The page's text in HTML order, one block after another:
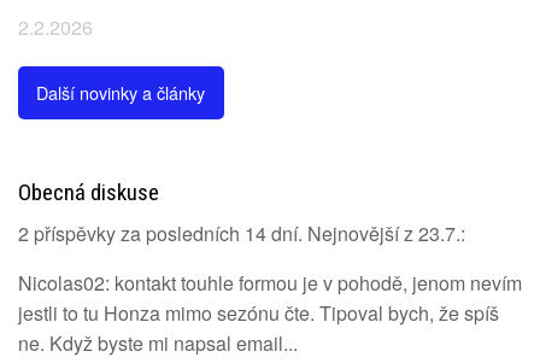
2.2.2026
Další novinky a články
Obecná diskuse
2 příspěvky za posledních 14 dní. Nejnovější z 23.7.:
Nicolas02: kontakt touhle formou je v pohodě, jenom nevím
jestli to tu Honza mimo sezónu čte. Tipoval bych, že spíš
ne. Když byste mi napsal email...